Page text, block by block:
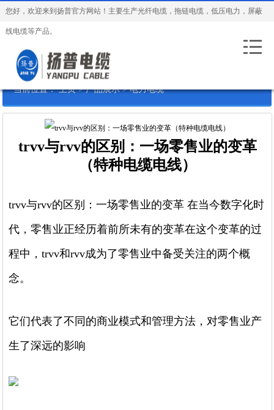
您好，欢迎来到扬普官方网站！主要生产光纤电缆，拖链电缆，低压电力，屏蔽
线电缆等产品。
当前位置：主页>产品展示>电力电缆
trvv与rvv的区别：一场零售业的变革
（特种电缆电线）
trvv与rvv的区别：一场零售业的变革 在当今数字化时
代，零售业正经历着前所未有的变革在这个变革的过
程中，trvv和rvv成为了零售业中备受关注的两个概
念。
它们代表了不同的商业模式和管理方法，对零售业产
生了深远的影响